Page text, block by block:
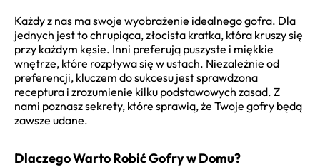
Każdy z nas ma swoje wyobrażenie idealnego gofra. Dla
jednych jest to chrupiąca, złocista kratka, która kruszy się
przy każdym kęsie. Inni preferują puszyste i miękkie
wnętrze, które rozpływa się w ustach. Niezależnie od
preferencji, kluczem do sukcesu jest sprawdzona
receptura i zrozumienie kilku podstawowych zasad. Z
nami poznasz sekrety, które sprawią, że Twoje gofry będą
zawsze udane.
Dlaczego Warto Robić Gofry w Domu?